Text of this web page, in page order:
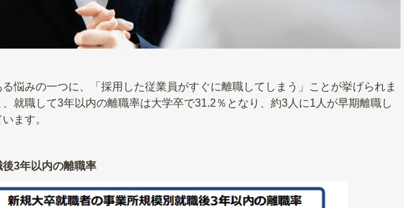
悩みの一つに、「採用した従業員がすぐに離職してしまう」ことが挙げられま
就職して3年以内の離職率は大学卒で31.2％となり、約3人に1人が早期離職し
ます。
3年以内の離職率